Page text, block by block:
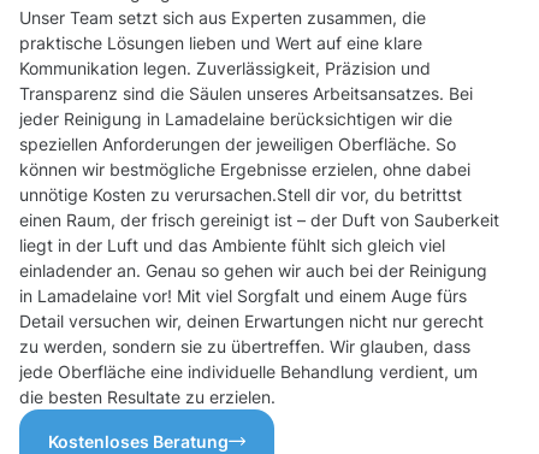
Unser Team setzt sich aus Experten zusammen, die
praktische Lösungen lieben und Wert auf eine klare
Kommunikation legen. Zuverlässigkeit, Präzision und
Transparenz sind die Säulen unseres Arbeitsansatzes. Bei
jeder Reinigung in Lamadelaine berücksichtigen wir die
speziellen Anforderungen der jeweiligen Oberfläche. So
können wir bestmögliche Ergebnisse erzielen, ohne dabei
unnötige Kosten zu verursachen.Stell dir vor, du betrittst
einen Raum, der frisch gereinigt ist – der Duft von Sauberkeit
liegt in der Luft und das Ambiente fühlt sich gleich viel
einladender an. Genau so gehen wir auch bei der Reinigung
in Lamadelaine vor! Mit viel Sorgfalt und einem Auge fürs
Detail versuchen wir, deinen Erwartungen nicht nur gerecht
zu werden, sondern sie zu übertreffen. Wir glauben, dass
jede Oberfläche eine individuelle Behandlung verdient, um
die besten Resultate zu erzielen.
Kostenloses Beratung